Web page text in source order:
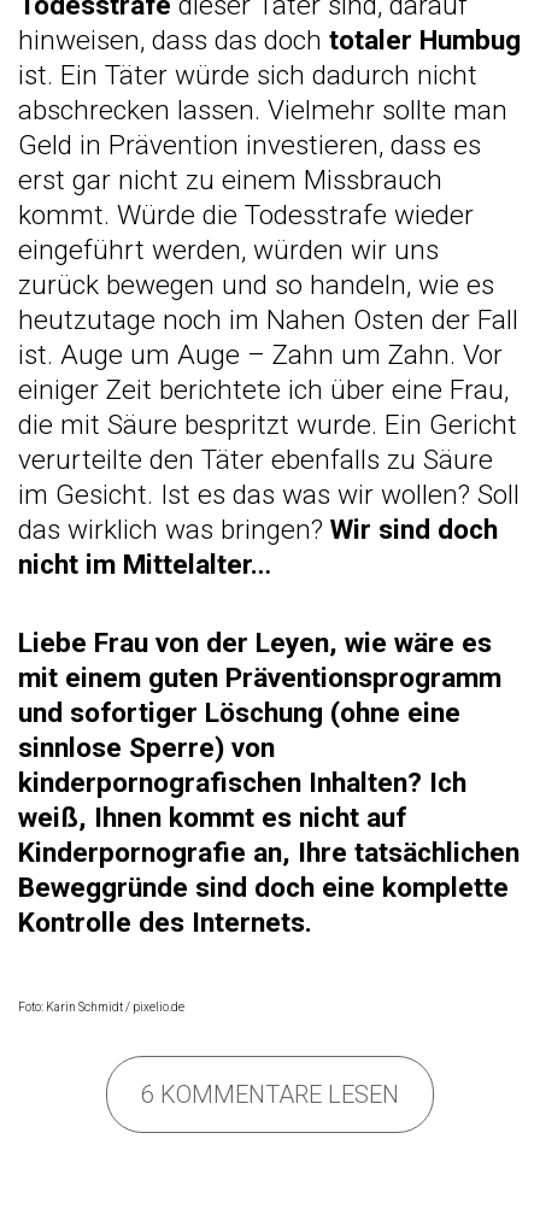
hinweisen, dass das doch totaler Humbug
ist. Ein Täter würde sich dadurch nicht
abschrecken lassen. Vielmehr sollte man
Geld in Prävention investieren, dass es
erst gar nicht zu einem Missbrauch
kommt. Würde die Todesstrafe wieder
eingeführt werden, würden wir uns
zurück bewegen und so handeln, wie es
heutzutage noch im Nahen Osten der Fall
ist. Auge um Auge – Zahn um Zahn. Vor
einiger Zeit berichtete ich über eine Frau,
die mit Säure bespritzt wurde. Ein Gericht
verurteilte den Täter ebenfalls zu Säure
im Gesicht. Ist es das was wir wollen? Soll
das wirklich was bringen? Wir sind doch
nicht im Mittelalter…
Liebe Frau von der Leyen, wie wäre es
mit einem guten Präventionsprogramm
und sofortiger Löschung (ohne eine
sinnlose Sperre) von
kinderpornografischen Inhalten? Ich
weiß, Ihnen kommt es nicht auf
Kinderpornografie an, Ihre tatsächlichen
Beweggründe sind doch eine komplette
Kontrolle des Internets.
Foto: Karin Schmidt / pixelio.de
6 KOMMENTARE LESEN